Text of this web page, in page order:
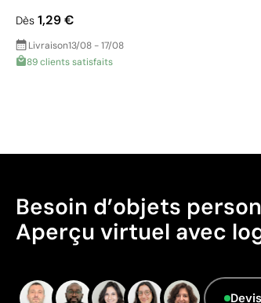
Dès 1,29 €
Livraison13/08 - 17/08
89 clients satisfaits
Besoin d’objets
Aperçu virtuel avec